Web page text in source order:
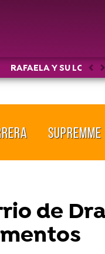
RAFAELA Y SU LOCO
SUPREMME
de